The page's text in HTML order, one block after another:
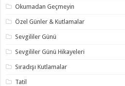
Okumadan Geçmeyin
Özel Günler & Kutlamalar
Sevgililer Günü
Sevgililer Günü Hikayeleri
Sıradışı Kutlamalar
Tatil